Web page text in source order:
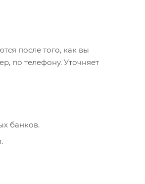
после того, как вы
по телефону. Уточняет
банков.